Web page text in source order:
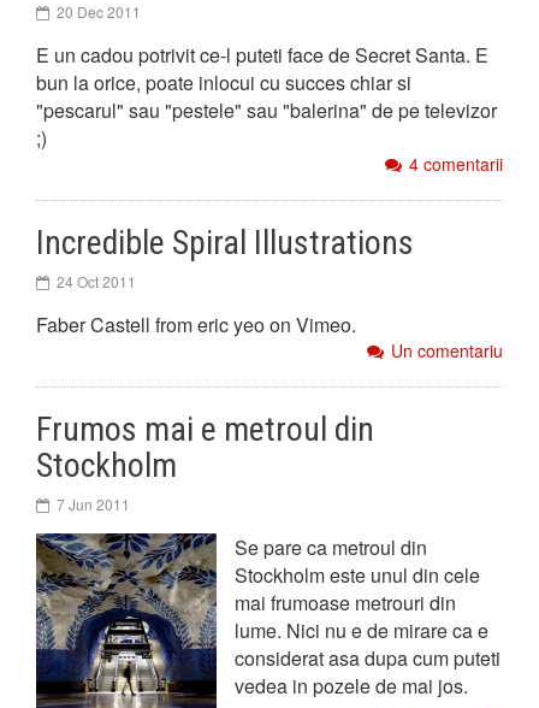
20 Dec 2011
E un cadou potrivit ce-l puteti face de Secret Santa. E
bun la orice, poate inlocui cu succes chiar si
"pescarul" sau "pestele" sau "balerina" de pe televizor
;)
4 comentarii
Incredible Spiral Illustrations
24 Oct 2011
Faber Castell from eric yeo on Vimeo.
Un comentariu
Frumos mai e metroul din
Stockholm
7 Jun 2011
Se pare ca metroul din
Stockholm este unul din cele
mai frumoase metrouri din
lume. Nici nu e de mirare ca e
considerat asa dupa cum puteti
vedea in pozele de mai jos.